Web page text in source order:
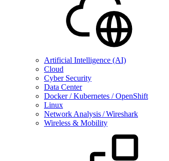
Artificial Intelligence (AI)
Cloud
Cyber Security
Data Center
Docker / Kubernetes / OpenShift
Linux
Network Analysis / Wireshark
Wireless & Mobility